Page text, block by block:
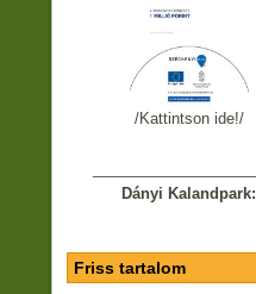
/Kattintson ide!/
Dányi Kalandpark:
Friss tartalom